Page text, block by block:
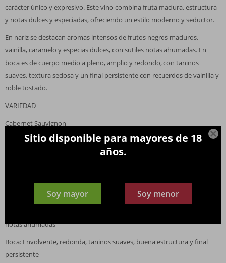

Sitio disponible para mayores de 18
años.
Soy mayor Soy menor
carácter único y expresivo. Este vino combina fruta madura, estructura
y notas dulces y especiadas, ofreciendo un estilo moderno y seductor.
En nariz se destacan aromas intensos de frutos negros maduros,
vainilla, caramelo y especias dulces, con sutiles notas ahumadas. En
boca es de cuerpo medio a pleno, amplio y redondo, con taninos
suaves, textura sedosa y un final persistente con recuerdos de vainilla y
roble tostado.
VARIEDAD
Cabernet Sauvignon
ORIGEN
Color: Rojo profundo e intenso
notas ahumadas
Boca: Envolvente, redonda, taninos suaves, buena estructura y final
persistente